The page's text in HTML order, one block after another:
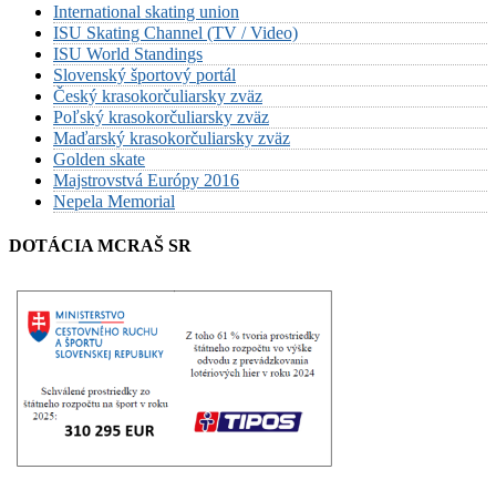
International skating union
ISU Skating Channel (TV / Video)
ISU World Standings
Slovenský športový portál
Český krasokorčuliarsky zväz
Poľský krasokorčuliarsky zväz
Maďarský krasokorčuliarsky zväz
Golden skate
Majstrovstvá Európy 2016
Nepela Memorial
DOTÁCIA MCRAŠ SR